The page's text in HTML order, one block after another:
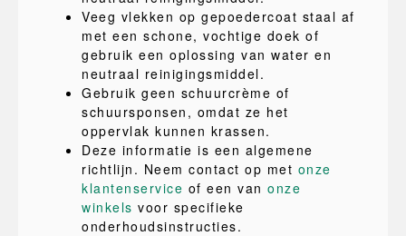
Veeg vlekken op gepoedercoat staal af
met een schone, vochtige doek of
gebruik een oplossing van water en
neutraal reinigingsmiddel.
Gebruik geen schuurcrème of
schuursponsen, omdat ze het
oppervlak kunnen krassen.
Deze informatie is een algemene
richtlijn. Neem contact op met onze
klantenservice of een van onze
winkels voor specifieke
onderhoudsinstructies.